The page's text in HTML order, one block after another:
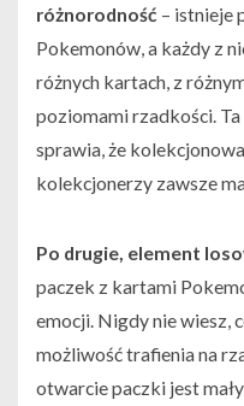
różnorodność – istnieje
Pokemonów, a każdy z
różnych kartach, z
poziomami rzadkości.
sprawia, że
kolekcjonerzy zawsze
Po drugie, element
paczek z kartami
emocji. Nigdy nie wiesz,
możliwość trafienia na
otwarcie paczki jest